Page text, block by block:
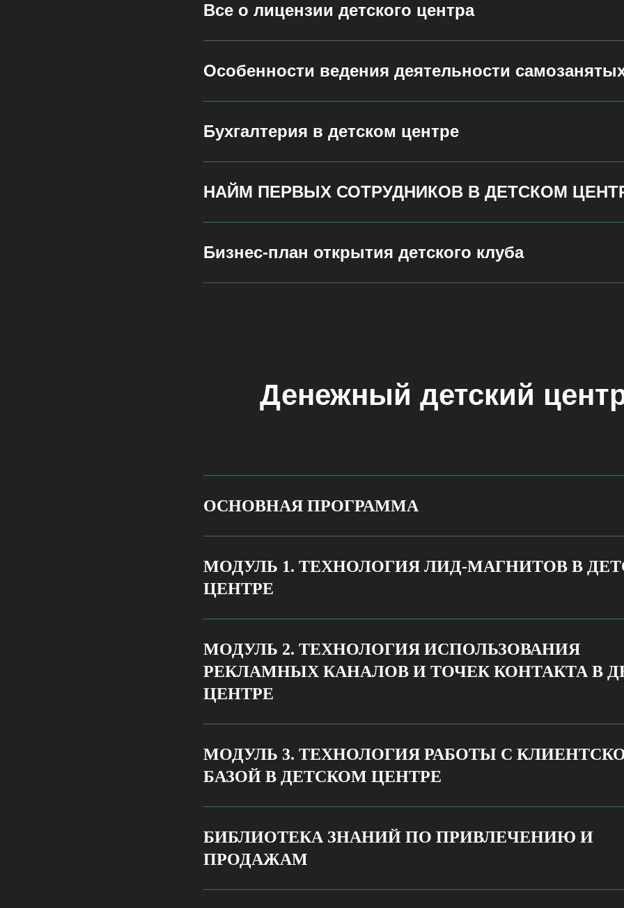
Все о лицензии детского центра
Особенности ведения деятельности
Бухгалтерия в детском центре
НАЙМ ПЕРВЫХ СОТРУДНИКОВ В ДЕТСКОМ
Бизнес-план открытия детского клуба
Денежный детский
ОСНОВНАЯ ПРОГРАММА
МОДУЛЬ 1. ТЕХНОЛОГИЯ ЛИД-МАГНИТОВ В
ЦЕНТРЕ
МОДУЛЬ 2. ТЕХНОЛОГИЯ ИСПОЛЬЗОВАНИЯ
РЕКЛАМНЫХ КАНАЛОВ И ТОЧЕК КОНТАКТА В
ЦЕНТРЕ
МОДУЛЬ 3. ТЕХНОЛОГИЯ РАБОТЫ С
БАЗОЙ В ДЕТСКОМ ЦЕНТРЕ
БИБЛИОТЕКА ЗНАНИЙ ПО ПРИВЛЕЧЕНИЮ И
ПРОДАЖАМ